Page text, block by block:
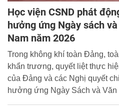
Học viện CSND phát
hưởng ứng Ngày sách
Nam năm 2026
Trong không khí toàn Đảng,
khẩn trương, quyết liệt thực
của Đảng và các Nghị quyết
hưởng ứng Ngày Sách và